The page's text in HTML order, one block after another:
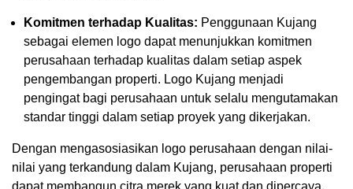
Komitmen terhadap Kualitas: Penggunaan Kujang
sebagai elemen logo dapat menunjukkan komitmen
perusahaan terhadap kualitas dalam setiap aspek
pengembangan properti. Logo Kujang menjadi
pengingat bagi perusahaan untuk selalu mengutamakan
standar tinggi dalam setiap proyek yang dikerjakan.
Dengan mengasosiasikan logo perusahaan dengan nilai-
nilai yang terkandung dalam Kujang, perusahaan properti
dapat membangun citra merek yang kuat dan dipercaya.